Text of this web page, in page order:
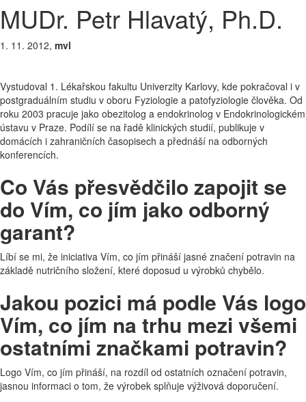
MUDr. Petr Hlavatý, Ph.D.
1. 11. 2012, mvl
Vystudoval 1. Lékařskou fakultu Univerzity Karlovy, kde pokračoval i v
postgraduálním studiu v oboru Fyziologie a patofyziologie člověka. Od
roku 2003 pracuje jako obezitolog a endokrinolog v Endokrinologickém
ústavu v Praze. Podílí se na řadě klinických studií, publikuje v
domácích i zahraničních časopisech a přednáší na odborných
konferencích.
Co Vás přesvědčilo zapojit se
do Vím, co jím jako odborný
garant?
Líbí se mi, že iniciativa Vím, co jím přináší jasné značení potravin na
základě nutričního složení, které doposud u výrobků chybělo.
Jakou pozici má podle Vás logo
Vím, co jím na trhu mezi všemi
ostatními značkami potravin?
Logo Vím, co jím přináší, na rozdíl od ostatních označení potravin,
jasnou informaci o tom, že výrobek splňuje výživová doporučení.